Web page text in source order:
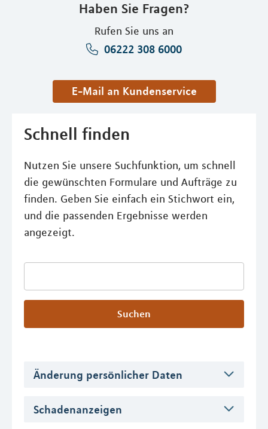
Haben Sie Fragen?
Rufen Sie uns an
06222 308 6000
E-Mail an Kundenservice
Schnell finden
Nutzen Sie unsere Suchfunktion, um schnell
die gewünschten Formulare und Aufträge zu
finden. Geben Sie einfach ein Stichwort ein,
und die passenden Ergebnisse werden
angezeigt.
Suchen
Änderung persönlicher Daten
Schadenanzeigen